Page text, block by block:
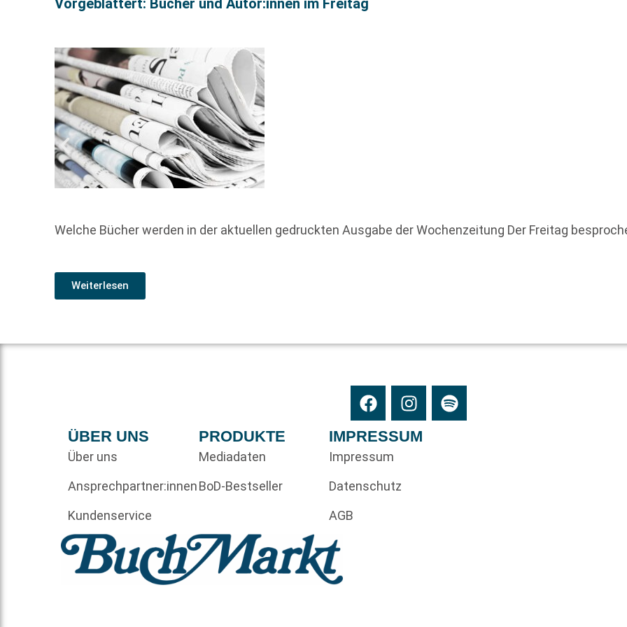
Vorgeblättert: Bücher und Autor:innen im Freitag
Welche Bücher werden in der aktuellen gedruckten Ausgabe der Wochenzeitung Der Freitag
Weiterlesen
ÜBER UNS
Über uns
Ansprechpartner:innen
Kundenservice
PRODUKTE
Mediadaten
BoD-Bestseller
IMPRESSUM
Impressum
Datenschutz
AGB